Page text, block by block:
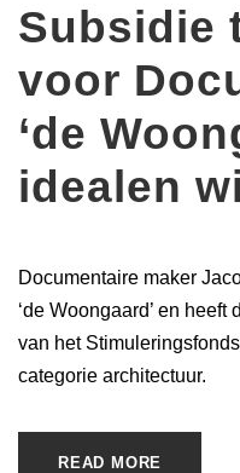
Subsidie
voor
‘de
idealen
Documentaire maker
‘de Woongaard’ en
van het
categorie architectuur.
READ MORE